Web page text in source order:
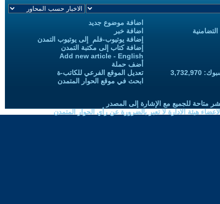
اضافة موضوع جديد
اضافة خبر
إضافة يوتيوب-فلم إلى يوتيوب التمدن
إضافة كتاب إلى مكتبة التمدن
Add new article - English
أضف حملة
تعديل الموقع الفرعي للكاتب-ة
ابحث في موقع الحوار المتمدن
متاحة للجميع مع الإشارة إلى المصدر
هيئة الادارة لا تعبر بالضرورة عن رأي الحوار المتمدن